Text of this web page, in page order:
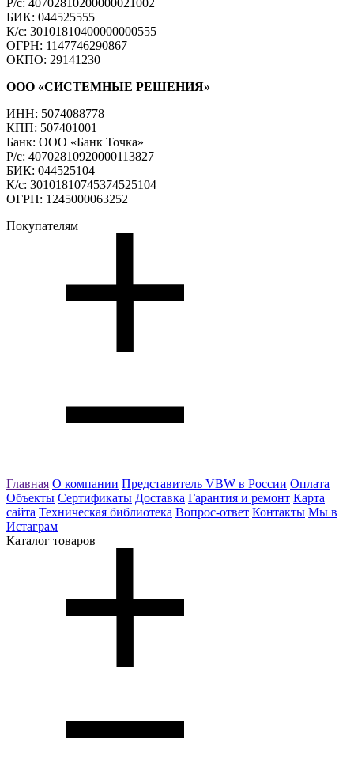
Р/с: 40702810200000021002
БИК: 044525555
К/с: 30101810400000000555
ОГРН: 1147746290867
ОКПО: 29141230
ООО «СИСТЕМНЫЕ РЕШЕНИЯ»
ИНН: 5074088778
КПП: 507401001
Банк: ООО «Банк Точка»
Р/с: 40702810920000113827
БИК: 044525104
К/с: 30101810745374525104
ОГРН: 1245000063252
Покупателям
Главная О компании Представитель VBW в России Оплата
Объекты Сертификаты Доставка Гарантия и ремонт Карта
сайта Техническая библиотека Вопрос-ответ Контакты Мы в
Истаграм
Каталог товаров